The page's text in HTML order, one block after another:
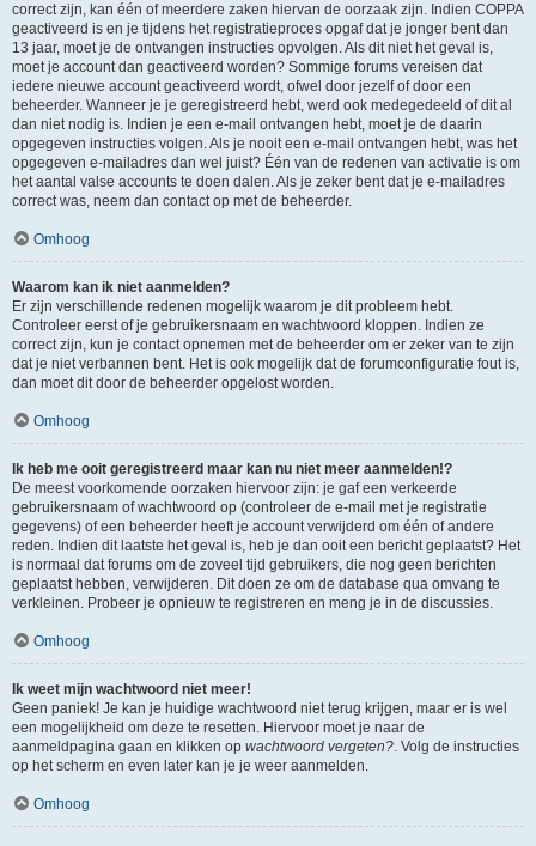
correct zijn, kan één of meerdere zaken hiervan de oorzaak zijn. Indien COPPA
geactiveerd is en je tijdens het registratieproces opgaf dat je jonger bent dan
13 jaar, moet je de ontvangen instructies opvolgen. Als dit niet het geval is,
moet je account dan geactiveerd worden? Sommige forums vereisen dat
iedere nieuwe account geactiveerd wordt, ofwel door jezelf of door een
beheerder. Wanneer je je geregistreerd hebt, werd ook medegedeeld of dit al
dan niet nodig is. Indien je een e-mail ontvangen hebt, moet je de daarin
opgegeven instructies volgen. Als je nooit een e-mail ontvangen hebt, was het
opgegeven e-mailadres dan wel juist? Één van de redenen van activatie is om
het aantal valse accounts te doen dalen. Als je zeker bent dat je e-mailadres
correct was, neem dan contact op met de beheerder.
Omhoog
Waarom kan ik niet aanmelden?
Er zijn verschillende redenen mogelijk waarom je dit probleem hebt.
Controleer eerst of je gebruikersnaam en wachtwoord kloppen. Indien ze
correct zijn, kun je contact opnemen met de beheerder om er zeker van te zijn
dat je niet verbannen bent. Het is ook mogelijk dat de forumconfiguratie fout is,
dan moet dit door de beheerder opgelost worden.
Omhoog
Ik heb me ooit geregistreerd maar kan nu niet meer aanmelden!?
De meest voorkomende oorzaken hiervoor zijn: je gaf een verkeerde
gebruikersnaam of wachtwoord op (controleer de e-mail met je registratie
gegevens) of een beheerder heeft je account verwijderd om één of andere
reden. Indien dit laatste het geval is, heb je dan ooit een bericht geplaatst? Het
is normaal dat forums om de zoveel tijd gebruikers, die nog geen berichten
geplaatst hebben, verwijderen. Dit doen ze om de database qua omvang te
verkleinen. Probeer je opnieuw te registreren en meng je in de discussies.
Omhoog
Ik weet mijn wachtwoord niet meer!
Geen paniek! Je kan je huidige wachtwoord niet terug krijgen, maar er is wel
een mogelijkheid om deze te resetten. Hiervoor moet je naar de
aanmeldpagina gaan en klikken op wachtwoord vergeten?. Volg de instructies
op het scherm en even later kan je je weer aanmelden.
Omhoog